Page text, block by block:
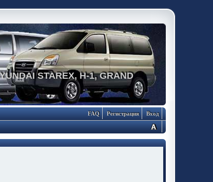
STAREX, H-1, GRAND
Вход
Регистрация
FAQ